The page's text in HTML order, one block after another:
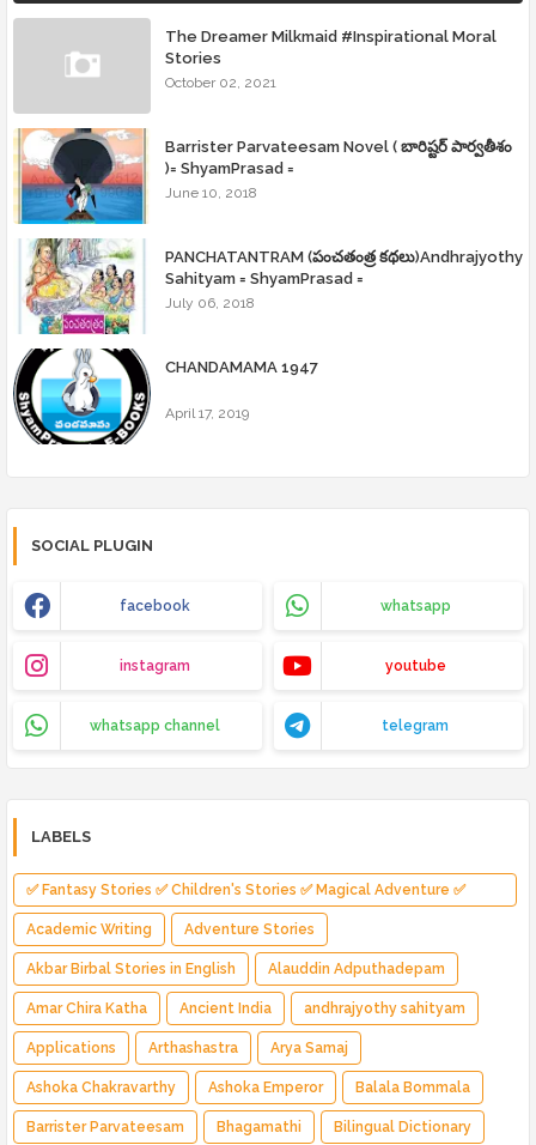
The Dreamer Milkmaid #Inspirational Moral
Stories
October 02, 2021
Barrister Parvateesam Novel ( బారిష్టర్ పార్వతీశం
)= ShyamPrasad =
June 10, 2018
PANCHATANTRAM (పంచతంత్ర కథలు)Andhrajyothy
Sahityam = ShyamPrasad =
July 06, 2018
CHANDAMAMA 1947
April 17, 2019
SOCIAL PLUGIN
facebook whatsapp
instagram youtube
whatsapp channel telegram
LABELS
✅ Fantasy Stories ✅ Children's Stories ✅ Magical Adventure ✅
Indian Fantasy ✅ Enchanted Kingdom ✅ Heroic Quest ✅ Fairy Tale
Academic Writing Adventure Stories
Akbar Birbal Stories in English Alauddin Adputhadepam
Amar Chira Katha Ancient India andhrajyothy sahityam
Applications Arthashastra Arya Samaj
Ashoka Chakravarthy Ashoka Emperor Balala Bommala
Barrister Parvateesam Bhagamathi Bilingual Dictionary